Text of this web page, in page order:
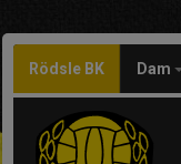
Rödsle BK Dam